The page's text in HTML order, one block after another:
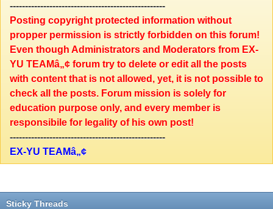
---------------------------------------------------
Posting copyright protected information without
propper permission is strictly forbidden on this forum!
Even though Administrators and Moderators from EX-
YU TEAMâ„¢ forum try to delete or edit all the posts
with content that is not allowed, yet, it is not possible to
check all the posts. Forum mission is solely for
education purpose only, and every member is
responsibile for legality of his own post!
---------------------------------------------------
EX-YU TEAMâ„¢
Sticky Threads